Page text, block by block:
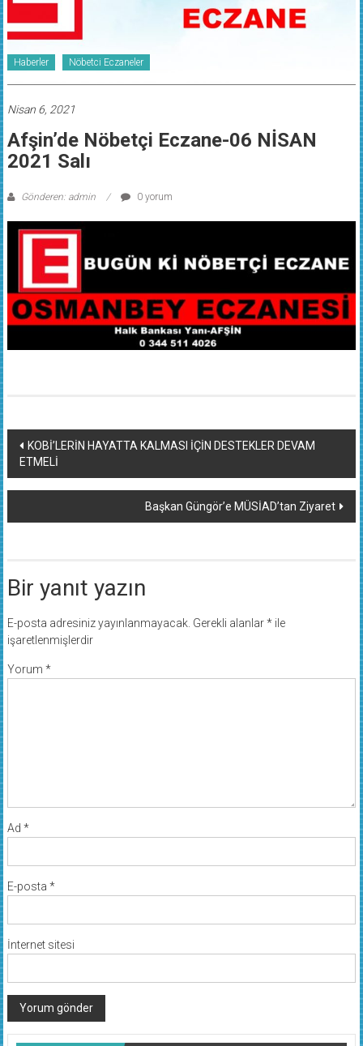
Haberler Nöbetci Eczaneler
Nisan 6, 2021
Afşin’de Nöbetçi Eczane-06 NİSAN
2021 Salı
Gönderen: admin 0 yorum
Yazı
dolaşımı
KOBİ’LERİN HAYATTA KALMASI İÇİN DESTEKLER DEVAM
ETMELİ
Başkan Güngör’e MÜSİAD’tan Ziyaret
Bir yanıt yazın
E-posta adresiniz yayınlanmayacak. Gerekli alanlar*ile
işaretlenmişlerdir
Yorum *
Ad *
E-posta *
İnternet sitesi